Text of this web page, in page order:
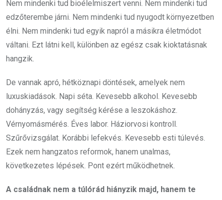
Nem mindenki tud bioélelmiszert venni. Nem mindenki tud
edzőterembe járni. Nem mindenki tud nyugodt környezetben
élni. Nem mindenki tud egyik napról a másikra életmódot
váltani. Ezt látni kell, különben az egész csak kioktatásnak
hangzik.
De vannak apró, hétköznapi döntések, amelyek nem
luxuskiadások. Napi séta. Kevesebb alkohol. Kevesebb
dohányzás, vagy segítség kérése a leszokáshoz.
Vérnyomásmérés. Éves labor. Háziorvosi kontroll.
Szűrővizsgálat. Korábbi lefekvés. Kevesebb esti túlevés.
Ezek nem hangzatos reformok, hanem unalmas,
következetes lépések. Pont ezért működhetnek.
A családnak nem a túlórád hiányzik majd, hanem te